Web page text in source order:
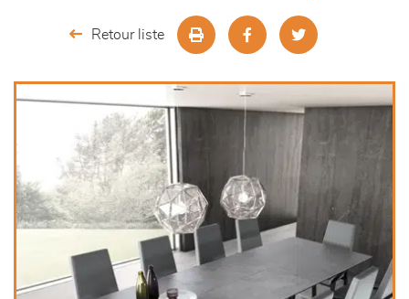
chambres et dressing
literie
décoration
Retour liste